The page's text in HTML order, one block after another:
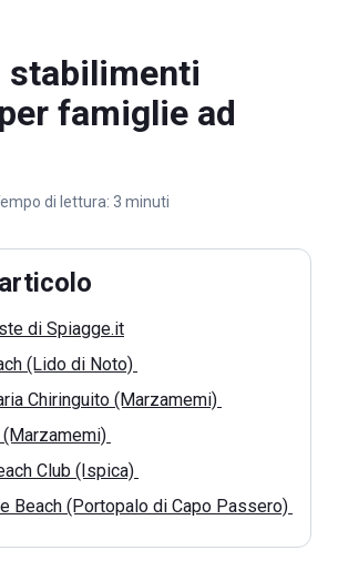
stabilimenti
famiglie ad
di lettura: 3 minuti
di Spiagge.it
(Lido di Noto)
Chiringuito (Marzamemi)
(Marzamemi)
Club (Ispica)
Beach (Portopalo di Capo Passero)